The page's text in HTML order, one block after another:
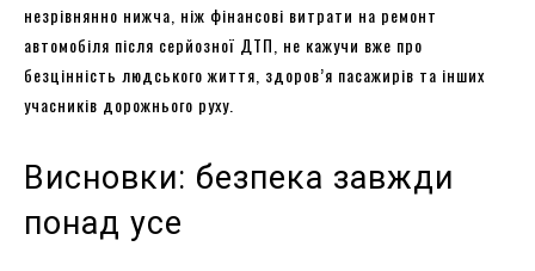
незрівнянно нижча, ніж фінансові витрати на ремонт
автомобіля після серйозної ДТП, не кажучи вже про
безцінність людського життя, здоров’я пасажирів та інших
учасників дорожнього руху.
Висновки: безпека завжди
понад усе